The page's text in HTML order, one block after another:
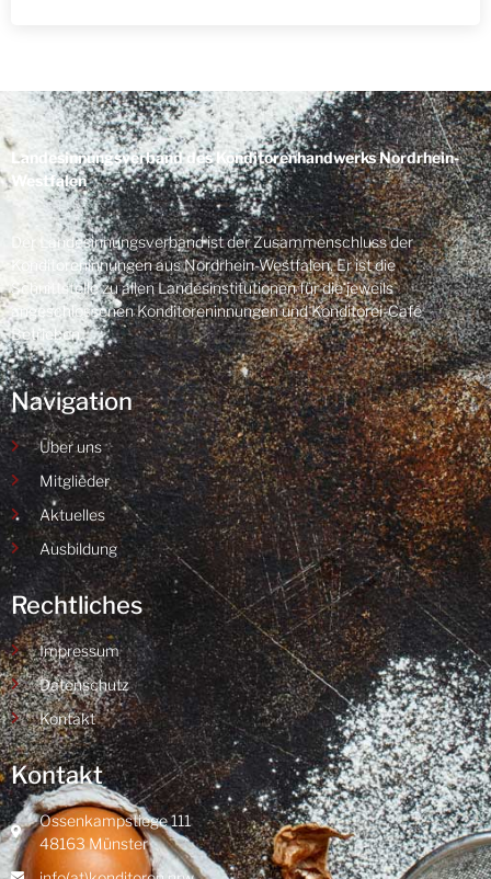
Landesinnungsverband des Konditorenhandwerks Nordrhein-
Westfalen
Der Landesinnungsverband ist der Zusammenschluss der
Konditoreninnungen aus Nordrhein-Westfalen. Er ist die
Schnittstelle zu allen Landesinstitutionen für die jeweils
angeschlossenen Konditoreninnungen und Konditorei-Café
Betrieben.
Navigation
Über uns
Mitglieder
Aktuelles
Ausbildung
Rechtliches
Impressum
Datenschutz
Kontakt
Kontakt
Ossenkampstiege 111
48163 Münster